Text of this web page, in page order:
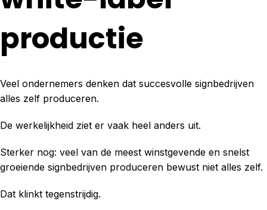
productie
Veel ondernemers denken dat succesvolle signbedrijven
alles zelf produceren.
De werkelijkheid ziet er vaak heel anders uit.
Sterker nog: veel van de meest winstgevende en snelst
groeiende signbedrijven produceren bewust niet alles zelf.
Dat klinkt tegenstrijdig.